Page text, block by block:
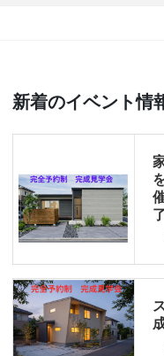
新着のイベント情